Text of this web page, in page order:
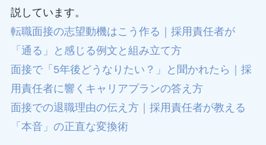
説しています。
転職面接の志望動機はこう作る｜採用責任者が
「通る」と感じる例文と組み立て方
面接で「5年後どうなりたい？」と聞かれたら｜採
用責任者に響くキャリアプランの答え方
面接での退職理由の伝え方｜採用責任者が教える
「本音」の正直な変換術